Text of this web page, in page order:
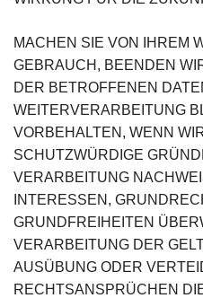
MACHEN SIE VON IHREM
GEBRAUCH, BEENDEN
DER BETROFFENEN
WEITERVERARBEITUNG
VORBEHALTEN, WENN
SCHUTZWÜRDIGE
VERARBEITUNG
INTERESSEN,
GRUNDFREIHEITEN
VERARBEITUNG DER
AUSÜBUNG ODER
RECHTSANSPRÜCHEN